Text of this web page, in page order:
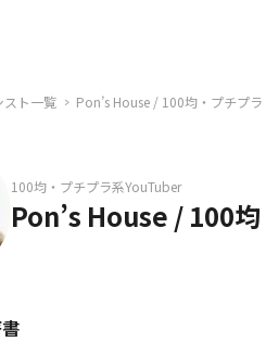
スト一覧 Pon’s House / 100均・プチプラ
100均・プチプラ系YouTuber
Pon’s House / 100